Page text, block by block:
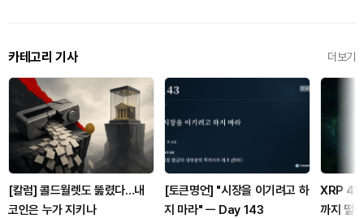
카테고리 기사 더보기
[칼럼] 콜드월렛도 뚫렸다…내
코인은 누가 지키나
[토큰명언] "시장을 이기려고 하
지 마라" ㅡ Day 143
XRP 4
까지 떨